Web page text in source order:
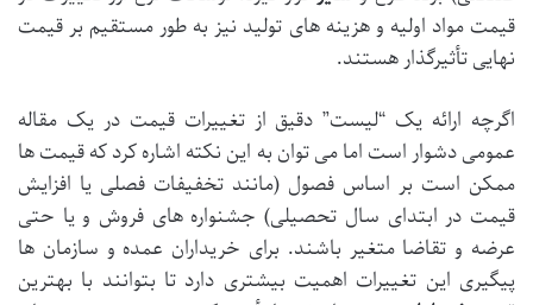
قیمت مواد اولیه و هزینه های تولید نیز به طور مستقیم بر قیمت
نهایی تأثیرگذار هستند.
اگرچه ارائه یک “لیست” دقیق از تغییرات قیمت در یک مقاله
عمومی دشوار است اما می توان به این نکته اشاره کرد که قیمت ها
ممکن است بر اساس فصول (مانند تخفیفات فصلی یا افزایش
قیمت در ابتدای سال تحصیلی) جشنواره های فروش و یا حتی
عرضه و تقاضا متغیر باشند. برای خریداران عمده و سازمان ها
پیگیری این تغییرات اهمیت بیشتری دارد تا بتوانند با بهترین